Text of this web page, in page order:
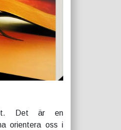
Det är en
orientera oss i